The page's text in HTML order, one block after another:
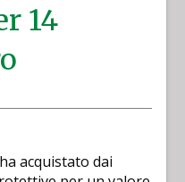
14
acquistato dai